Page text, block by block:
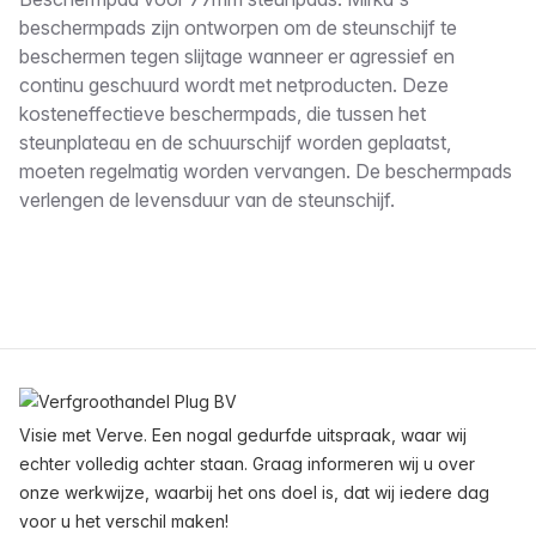
beschermpads zijn ontworpen om de steunschijf te
beschermen tegen slijtage wanneer er agressief en
continu geschuurd wordt met netproducten. Deze
kosteneffectieve beschermpads, die tussen het
steunplateau en de schuurschijf worden geplaatst,
moeten regelmatig worden vervangen. De beschermpads
verlengen de levensduur van de steunschijf.
Visie met Verve. Een nogal gedurfde uitspraak, waar wij
echter volledig achter staan. Graag informeren wij u over
onze werkwijze, waarbij het ons doel is, dat wij iedere dag
voor u het verschil maken!